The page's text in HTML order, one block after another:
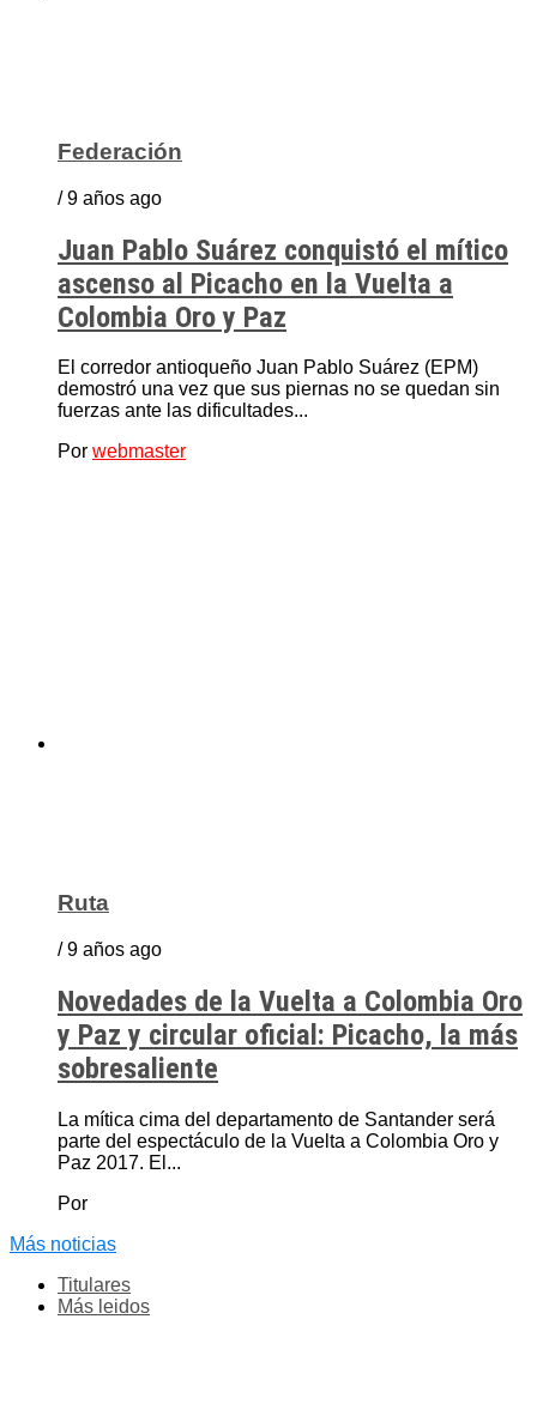
Federación
/ 9 años ago
Juan Pablo Suárez conquistó el mítico
ascenso al Picacho en la Vuelta a
Colombia Oro y Paz
El corredor antioqueño Juan Pablo Suárez (EPM)
demostró una vez que sus piernas no se quedan sin
fuerzas ante las dificultades...
Por webmaster
Ruta
/ 9 años ago
Novedades de la Vuelta a Colombia Oro
y Paz y circular oficial: Picacho, la más
sobresaliente
La mítica cima del departamento de Santander será
parte del espectáculo de la Vuelta a Colombia Oro y
Paz 2017. El...
Por
Más noticias
Titulares
Más leidos